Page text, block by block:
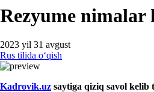
Rezyume nimalar
2023 yil 31 avgust
Rus tilida oʻqish
Kadrovik.uz saytiga qiziq savol kelib